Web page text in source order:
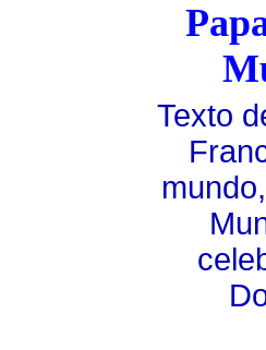
Texto